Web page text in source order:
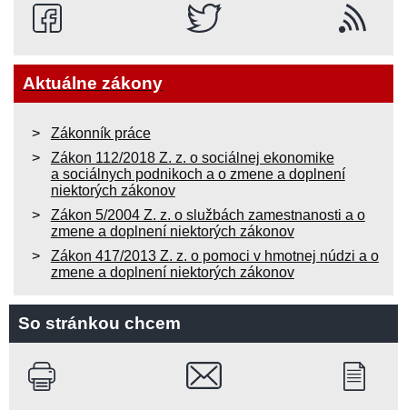
Aktuálne zákony
Zákonník práce
Zákon 112/2018 Z. z. o sociálnej ekonomike
a sociálnych podnikoch a o zmene a doplnení
niektorých zákonov
Zákon 5/2004 Z. z. o službách zamestnanosti a o
zmene a doplnení niektorých zákonov
Zákon 417/2013 Z. z. o pomoci v hmotnej núdzi a o
zmene a doplnení niektorých zákonov
So stránkou chcem